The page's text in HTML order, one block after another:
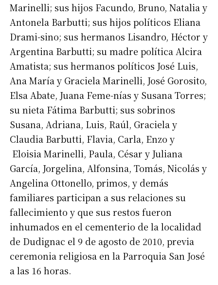
Marinelli; sus hijos Facundo, Bruno, Natalia y
Antonela Barbutti; sus hijos políticos Eliana
Drami-sino; sus hermanos Lisandro, Héctor y
Argentina Barbutti; su madre política Alcira
Amatista; sus hermanos políticos José Luis,
Ana María y Graciela Marinelli, José Gorosito,
Elsa Abate, Juana Feme-nías y Susana Torres;
su nieta Fátima Barbutti; sus sobrinos
Susana, Adriana, Luis, Raúl, Graciela y
Claudia Barbutti, Flavia, Carla, Enzo y
Eloisia Marinelli, Paula, César y Juliana
García, Jorgelina, Alfonsina, Tomás, Nicolás y
Angelina Ottonello, primos, y demás
familiares participan a sus relaciones su
fallecimiento y que sus restos fueron
inhumados en el cementerio de la localidad
de Dudignac el 9 de agosto de 2010, previa
ceremonia religiosa en la Parroquia San José
a las 16 horas.